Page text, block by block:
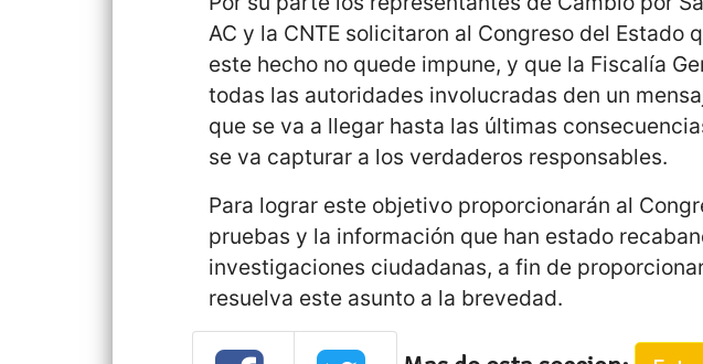
AC y la CNTE solicitaron al Congreso del Estado
este hecho no quede impune, y que la Fiscalía
todas las autoridades involucradas den un
que se va a llegar hasta las últimas
se va capturar a los verdaderos responsables.
Para lograr este objetivo proporcionarán al
pruebas y la información que han estado
investigaciones ciudadanas, a fin de
resuelva este asunto a la brevedad.